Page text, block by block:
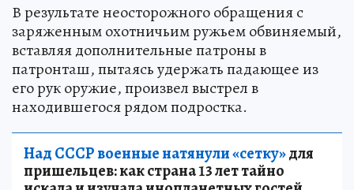
В результате неосторожного обращения с
заряженным охотничьим ружьем обвиняемый,
вставляя дополнительные патроны в
патронташ, пытаясь удержать падающее из
его рук оружие, произвел выстрел в
находившегося рядом подростка.
Над СССР военные натянули «сетку»для
пришельцев: как страна 13 лет тайно